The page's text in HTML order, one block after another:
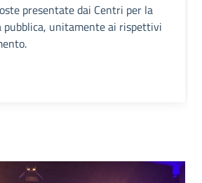
presentate dai Centri per la
unitamente ai rispettivi